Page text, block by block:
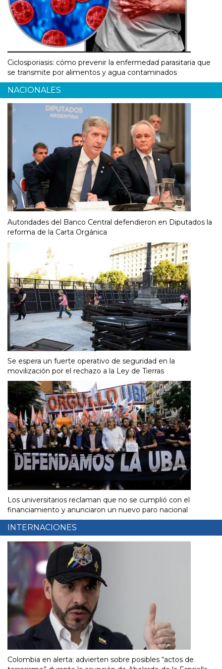
Ciclosporiasis: cómo prevenir la enfermedad parasitaria que
se transmite por alimentos y agua contaminados
NACIONALES
Autoridades del Banco Central defendieron en Diputados la
reforma de la Carta Orgánica
Se espera un fuerte operativo de seguridad en la
movilización por el rechazo a la Ley de Tierras
Los universitarios reclaman que no se cumplió con el
financiamiento y anunciaron un nuevo paro nacional
INTERNACIONES
Colombia en alerta: advierten sobre posibles “actos de